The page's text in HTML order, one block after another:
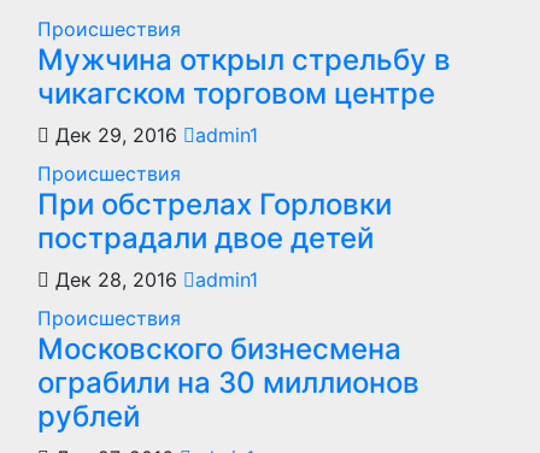
Происшествия
Мужчина открыл стрельбу в
чикагском торговом центре
Дек 29, 2016
admin1
Происшествия
При обстрелах Горловки
пострадали двое детей
Дек 28, 2016
admin1
Происшествия
Московского бизнесмена
ограбили на 30 миллионов
рублей